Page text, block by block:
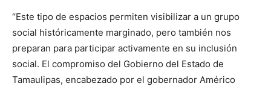
“Este tipo de espacios permiten visibilizar a un grupo
social históricamente marginado, pero también nos
preparan para participar activamente en su inclusión
social. El compromiso del Gobierno del Estado de
Tamaulipas, encabezado por el gobernador Américo